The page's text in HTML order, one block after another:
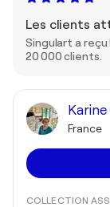
Les clients
Singulart a
20 000 clients.
Karine
France
COLLECTION